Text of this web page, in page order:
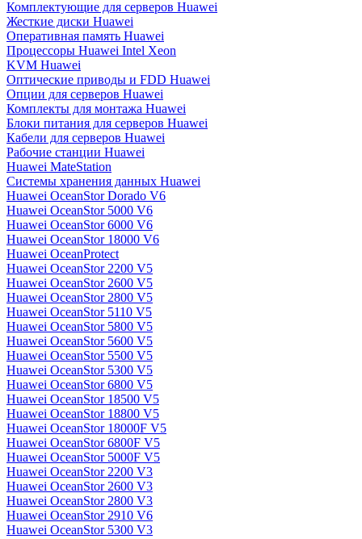
Комплектующие для серверов Huawei
Жесткие диски Huawei
Оперативная память Huawei
Процессоры Huawei Intel Xeon
KVM Huawei
Оптические приводы и FDD Huawei
Опции для серверов Huawei
Комплекты для монтажа Huawei
Блоки питания для серверов Huawei
Кабели для серверов Huawei
Рабочие станции Huawei
Huawei MateStation
Системы хранения данных Huawei
Huawei OceanStor Dorado V6
Huawei OceanStor 5000 V6
Huawei OceanStor 6000 V6
Huawei OceanStor 18000 V6
Huawei OceanProtect
Huawei OceanStor 2200 V5
Huawei OceanStor 2600 V5
Huawei OceanStor 2800 V5
Huawei OceanStor 5110 V5
Huawei OceanStor 5800 V5
Huawei OceanStor 5600 V5
Huawei OceanStor 5500 V5
Huawei OceanStor 5300 V5
Huawei OceanStor 6800 V5
Huawei OceanStor 18500 V5
Huawei OceanStor 18800 V5
Huawei OceanStor 18000F V5
Huawei OceanStor 6800F V5
Huawei OceanStor 5000F V5
Huawei OceanStor 2200 V3
Huawei OceanStor 2600 V3
Huawei OceanStor 2800 V3
Huawei OceanStor 2910 V6
Huawei OceanStor 5300 V3